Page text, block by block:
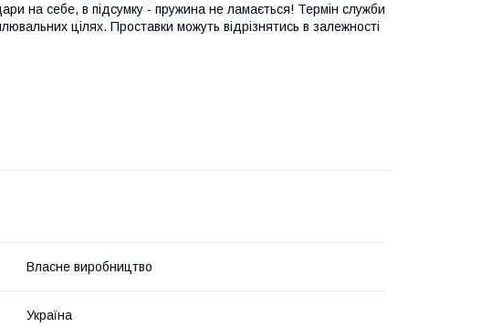
на себе, в підсумку - пружина не ламається! Термін служби
цілях. Проставки можуть відрізнятись в залежності
Власне виробництво
Україна